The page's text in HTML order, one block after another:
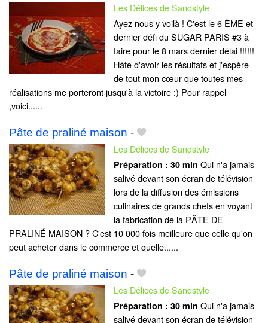
Les Délices de Sandstyle
Ayez nous y voilà ! C'est le 6 ÈME et
dernier défi du SUGAR PARIS #3 à
faire pour le 8 mars dernier délai !!!!!!
Hâte d'avoir les résultats et j'espère
de tout mon cœur que toutes mes
réalisations me porteront jusqu'à la victoire :) Pour rappel
,voici......
Pâte de praliné maison -
Les Délices de Sandstyle
Préparation : 30 min Qui n'a jamais
salivé devant son écran de télévision
lors de la diffusion des émissions
culinaires de grands chefs en voyant
la fabrication de la PÂTE DE
PRALINÉ MAISON ? C'est 10 000 fois meilleure que celle qu'on
peut acheter dans le commerce et quelle......
Pâte de praliné maison -
Les Délices de Sandstyle
Préparation : 30 min Qui n'a jamais
salivé devant son écran de télévision